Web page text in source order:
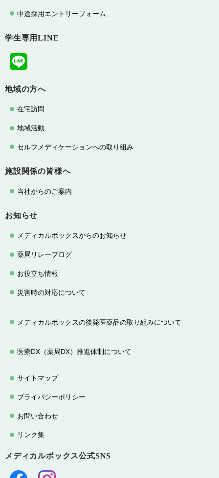
中途採用エントリーフォーム
学生専用LINE
地域の方へ
在宅訪問
地域活動
セルフメディケーションへの取り組み
施設関係の皆様へ
当社からのご案内
お知らせ
メディカルボックスからのお知らせ
薬局リレーブログ
お役立ち情報
災害時の対応について
メディカルボックスの後発医薬品の取り組みについて
医療DX（薬局DX）推進体制について
サイトマップ
プライバシーポリシー
お問い合わせ
リンク集
メディカルボックス公式SNS